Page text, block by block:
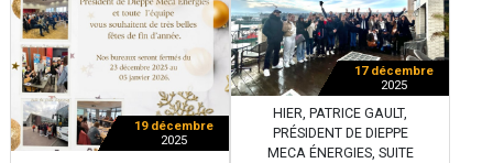
19 décembre
2025
17 décembre
2025
HIER, PATRICE GAULT,
PRÉSIDENT DE DIEPPE
MECA ÉNERGIES, SUITE